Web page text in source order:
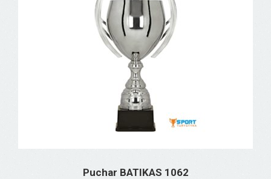
Puchar BATIKAS 1062